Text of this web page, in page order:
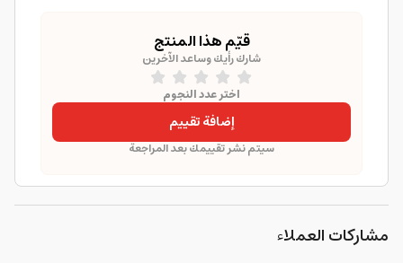
قيّم هذا المنتج
شارك رأيك وساعد الآخرين
اختر عدد النجوم
إضافة تقييم
سيتم نشر تقييمك بعد المراجعة
مشاركات العملاء